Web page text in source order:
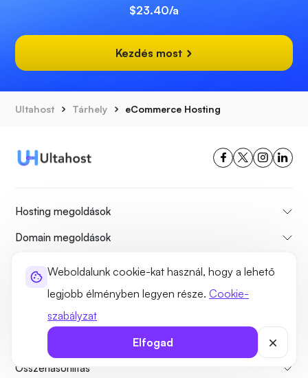
Weboldalunk cookie-kat használ, hogy a lehető
legjobb élményben legyen része. Cookie-
szabályzat
Elfogad
$23.40/a
Kezdés most
Ultahost Tárhely eCommerce Hosting
Hosting megoldások
Domain megoldások
Támogatás
Takarítási szolgáltatások
Összehasonlítás